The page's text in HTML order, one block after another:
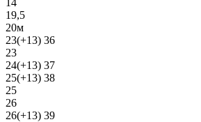
19,5
20м
23(+13) 36
23
24(+13) 37
25(+13) 38
25
26
26(+13) 39